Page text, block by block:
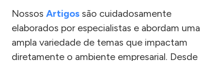
Nossos Artigos são cuidadosamente
elaborados por especialistas e abordam uma
ampla variedade de temas que impactam
diretamente o ambiente empresarial. Desde